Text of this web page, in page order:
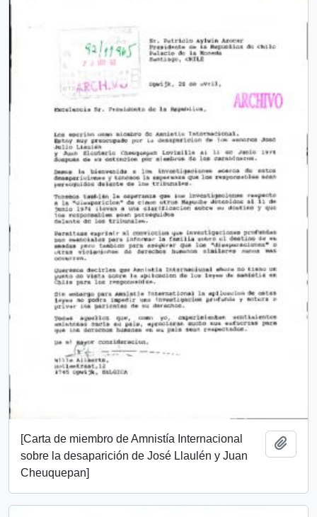
[Carta de miembro de Amnistía Internacional
sobre la desaparición de José Llaulén y Juan
Cheuquepan]